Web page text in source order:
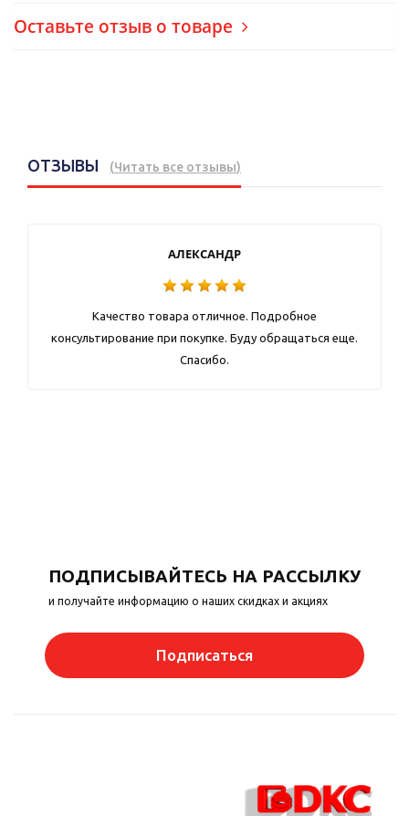
Оставьте отзыв о товаре
ОТЗЫВЫ (Читать все отзывы)
АЛЕКСАНДР
Качество товара отличное. Подробное
консультирование при покупке. Буду обращаться еще.
Спасибо.
ПОДПИСЫВАЙТЕСЬ НА РАССЫЛКУ
и получайте информацию о наших скидках и акциях
Подписаться